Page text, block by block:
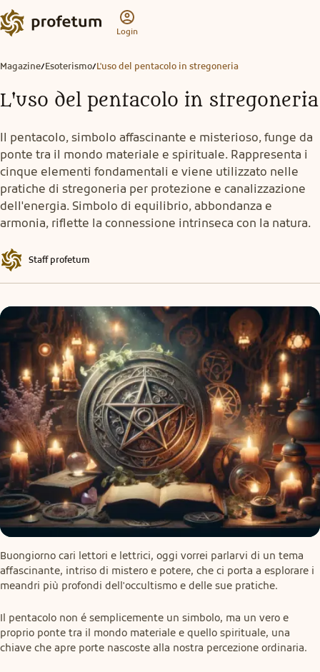
Login
Magazine/Esoterismo/L'uso del pentacolo in stregoneria
L'uso del pentacolo in stregoneria
Il pentacolo, simbolo affascinante e misterioso, funge da
ponte tra il mondo materiale e spirituale. Rappresenta i
cinque elementi fondamentali e viene utilizzato nelle
pratiche di stregoneria per protezione e canalizzazione
dell'energia. Simbolo di equilibrio, abbondanza e
armonia, riflette la connessione intrinseca con la natura.
Staff profetum
Buongiorno cari lettori e lettrici, oggi vorrei parlarvi di un tema
affascinante, intriso di mistero e potere, che ci porta a esplorare i
meandri più profondi dell'occultismo e delle sue pratiche.
Il pentacolo non é semplicemente un simbolo, ma un vero e
proprio ponte tra il mondo materiale e quello spirituale, una
chiave che apre porte nascoste alla nostra percezione ordinaria.